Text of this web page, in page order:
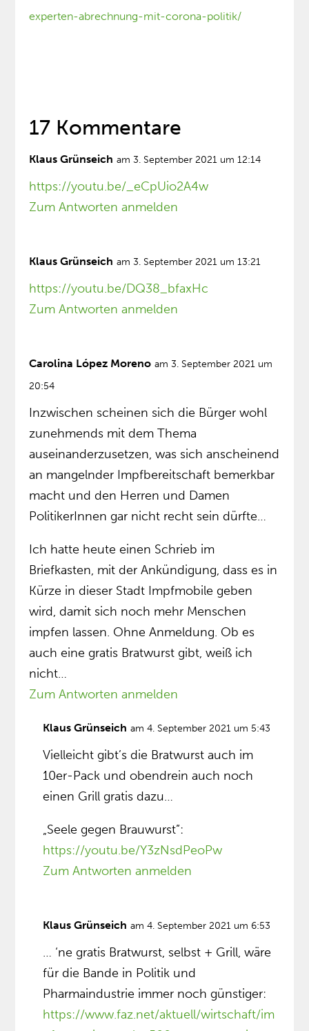
experten-abrechnung-mit-corona-politik/
17 Kommentare
Klaus Grünseich am 3. September 2021 um 12:14
https://youtu.be/_eCpUio2A4w
Zum Antworten anmelden
Klaus Grünseich am 3. September 2021 um 13:21
https://youtu.be/DQ38_bfaxHc
Zum Antworten anmelden
Carolina López Moreno am 3. September 2021 um
20:54
Inzwischen scheinen sich die Bürger wohl
zunehmends mit dem Thema
auseinanderzusetzen, was sich anscheinend
an mangelnder Impfbereitschaft bemerkbar
macht und den Herren und Damen
PolitikerInnen gar nicht recht sein dürfte…
Ich hatte heute einen Schrieb im
Briefkasten, mit der Ankündigung, dass es in
Kürze in dieser Stadt Impfmobile geben
wird, damit sich noch mehr Menschen
impfen lassen. Ohne Anmeldung. Ob es
auch eine gratis Bratwurst gibt, weiß ich
nicht…
Zum Antworten anmelden
Klaus Grünseich am 4. September 2021 um 5:43
Vielleicht gibt’s die Bratwurst auch im
10er-Pack und obendrein auch noch
einen Grill gratis dazu…
„Seele gegen Brauwurst”:
https://youtu.be/Y3zNsdPeoPw
Zum Antworten anmelden
Klaus Grünseich am 4. September 2021 um 6:53
… ‘ne gratis Bratwurst, selbst + Grill, wäre
für die Bande in Politik und
Pharmaindustrie immer noch günstiger:
https://www.faz.net/aktuell/wirtschaft/im